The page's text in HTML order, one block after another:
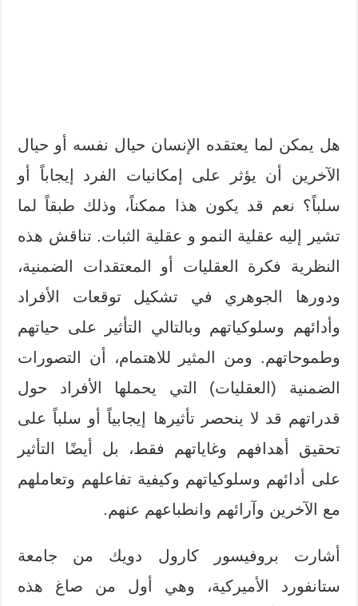
هل يمكن لما يعتقده الإنسان حيال نفسه أو حيال
الآخرين أن يؤثر على إمكانيات الفرد إيجاباً أو
سلباً؟ نعم قد يكون هذا ممكناً، وذلك طبقاً لما
تشير إليه عقلية النمو و عقلية الثبات. تناقش هذه
النظرية فكرة العقليات أو المعتقدات الضمنية،
ودورها الجوهري في تشكيل توقعات الأفراد
وأدائهم وسلوكياتهم وبالتالي التأثير على حياتهم
وطموحاتهم. ومن المثير للاهتمام، أن التصورات
الضمنية (العقليات) التي يحملها الأفراد حول
قدراتهم قد لا ينحصر تأثيرها إيجابياً أو سلباً على
تحقيق أهدافهم وغاياتهم فقط، بل أيضًا التأثير
على أدائهم وسلوكياتهم وكيفية تفاعلهم وتعاملهم
مع الآخرين وآرائهم وانطباعهم عنهم.
أشارت بروفيسور كارول دويك من جامعة
ستانفورد الأميركية، وهي أول من صاغ هذه